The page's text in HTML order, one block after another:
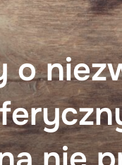
o